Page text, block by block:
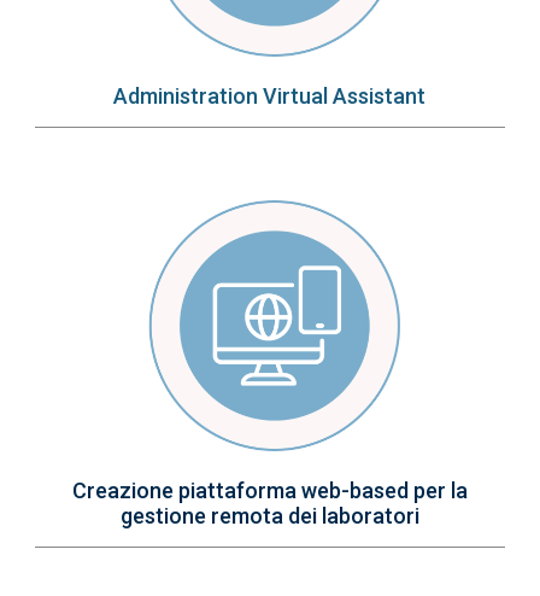
Administration Virtual Assistant
Creazione piattaforma web-based per la
gestione remota dei laboratori